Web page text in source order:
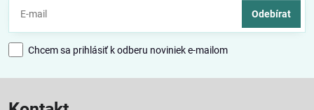
Odebírat
Chcem sa prihlásiť k odberu noviniek e-mailom